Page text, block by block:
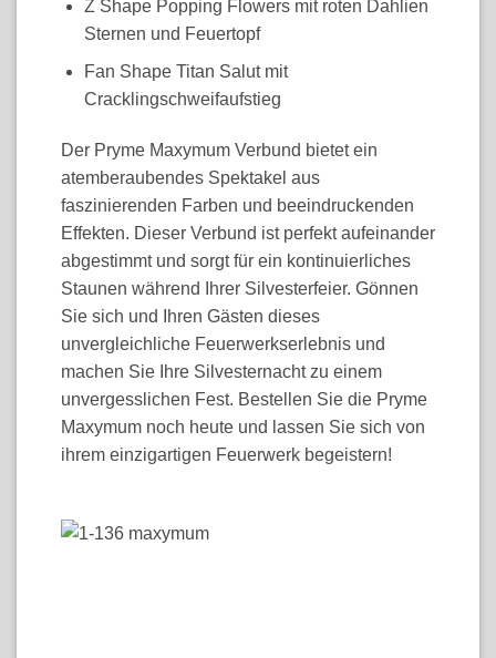
Z Shape Popping Flowers mit roten Dahlien
Sternen und Feuertopf
Fan Shape Titan Salut mit
Cracklingschweifaufstieg
Der Pryme Maxymum Verbund bietet ein
atemberaubendes Spektakel aus
faszinierenden Farben und beeindruckenden
Effekten. Dieser Verbund ist perfekt aufeinander
abgestimmt und sorgt für ein kontinuierliches
Staunen während Ihrer Silvesterfeier. Gönnen
Sie sich und Ihren Gästen dieses
unvergleichliche Feuerwerkserlebnis und
machen Sie Ihre Silvesternacht zu einem
unvergesslichen Fest. Bestellen Sie die Pryme
Maxymum noch heute und lassen Sie sich von
ihrem einzigartigen Feuerwerk begeistern!